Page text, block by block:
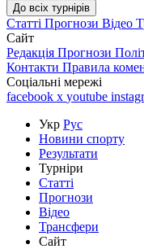
До всіх турнірів
Статті Прогнози Відео
Сайт
Редакція Прогнози
Контакти Правила
Соціальні мережі
facebook x youtube
Укр Рус
Новини спорту
Результати
Турніри
Статті
Прогнози
Відео
Трансфери
Сайт